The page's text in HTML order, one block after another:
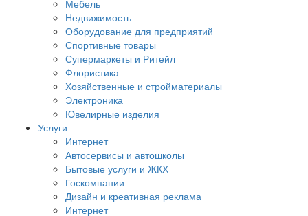
Мебель
Недвижимость
Оборудование для предприятий
Спортивные товары
Супермаркеты и Ритейл
Флористика
Хозяйственные и стройматериалы
Электроника
Ювелирные изделия
Услуги
Интернет
Автосервисы и автошколы
Бытовые услуги и ЖКХ
Госкомпании
Дизайн и креативная реклама
Интернет